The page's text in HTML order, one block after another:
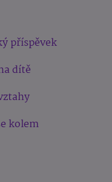
příspěvek
dítě
kolem